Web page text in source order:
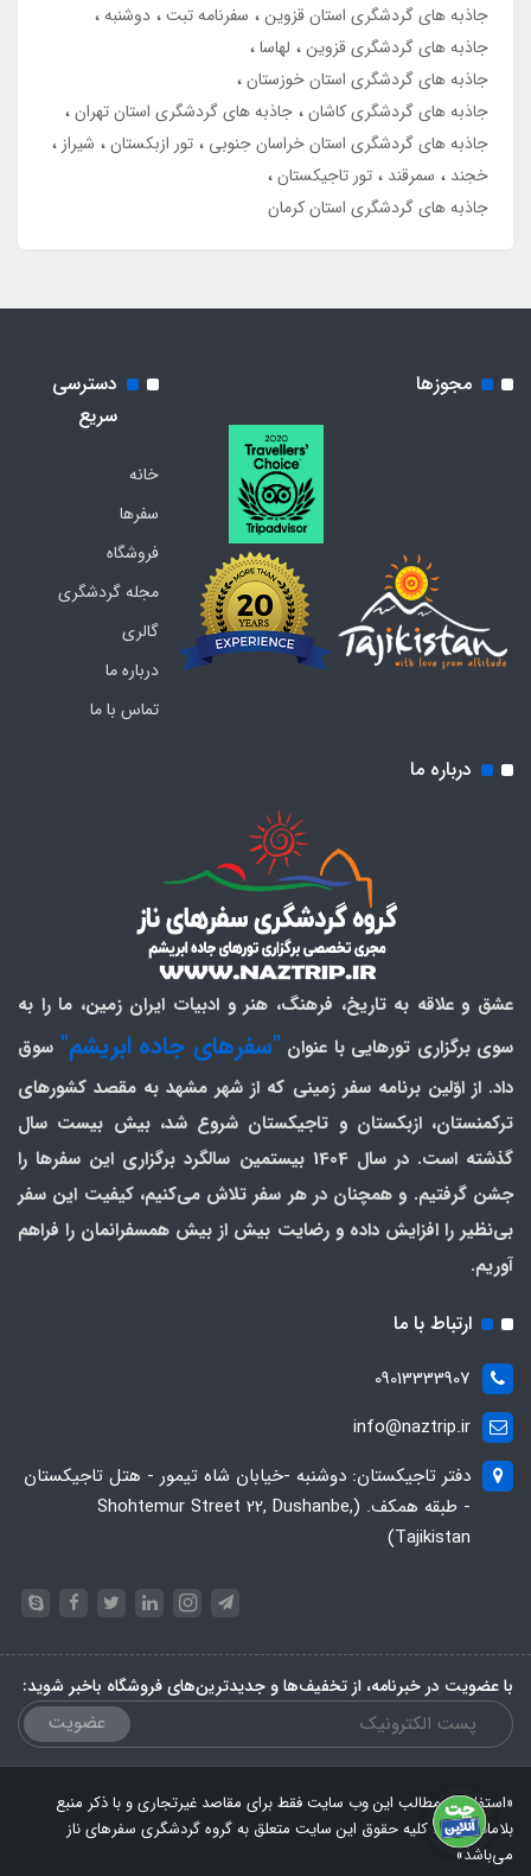
جاذبه های گردشگری استان قزوین
سفرنامه تبت دوشنبه
جاذبه های گردشگری قزوین
لهاسا
جاذبه های گردشگری استان خوزستان
جاذبه های گردشگری کاشان جاذبه های گردشگری استان تهران
جاذبه های گردشگری استان خراسان جنوبی
تور ازبکستان
شیراز
خجند
سمرقند
تور تاجیکستان
جاذبه های گردشگری استان کرمان
مجوزها
دسترسی
سریع
خانه
سفرها
فروشگاه
مجله گردشگری
گالری
درباره ما
تماس با ما
درباره ما
عشق و علاقه به تاریخ، فرهنگ، هنر و ادبیات ایران زمین، ما را به
سوی برگزاری تورهایی با عنوان "سفرهای جاده ابریشم" سوق
داد. از اوّلین برنامه سفر زمینی که از شهر مشهد به مقصد کشورهای
ترکمنستان، ازبکستان و تاجیکستان شروع شد، بیش بیست سال
گذشته است. در سال 1404 بیستمین سالگرد برگزاری این سفرها را
جشن گرفتیم. و همچنان در هر سفر تلاش می‌کنیم، کیفیت این سفر
بی‌نظیر را افزایش داده و رضایت بیش از بیش همسفرانمان را فراهم
آوریم.
ارتباط با ما
09013333907
info@naztrip.ir
دفتر تاجیکستان: دوشنبه -خیابان شاه تیمور - هتل تاجیکستان
- طبقه همکف. (Shohtemur Street 22, Dushanbe,
Tajikistan)
با عضویت در خبرنامه، از تخفیف‌ها و جدیدترین‌های فروشگاه باخبر شوید:
عضویت
«استفاده از مطالب این وب سایت فقط برای مقاصد غیرتجاری و با ذکر منبع
بلامانع است. کلیه حقوق این سایت متعلق به گروه گردشگری سفرهای ناز
می‌باشد»